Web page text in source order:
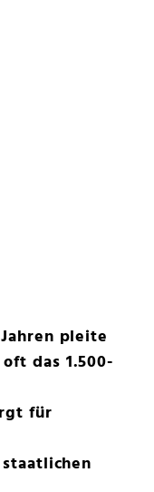
pleite
das 1.500-
für